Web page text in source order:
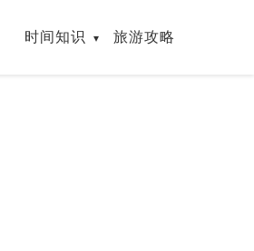
时间知识 旅游攻略